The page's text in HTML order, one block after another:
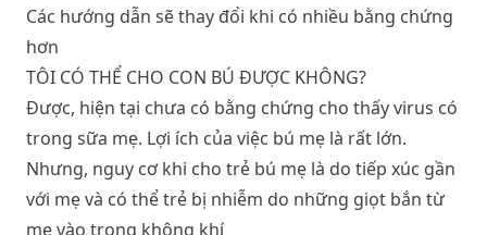
Các hướng dẫn sẽ thay đổi khi có nhiều bằng chứng
hơn
TÔI CÓ THỂ CHO CON BÚ ĐƯỢC KHÔNG?
Được, hiện tại chưa có bằng chứng cho thấy virus có
trong sữa mẹ. Lợi ích của việc bú mẹ là rất lớn.
Nhưng, nguy cơ khi cho trẻ bú mẹ là do tiếp xúc gần
với mẹ và có thể trẻ bị nhiễm do những giọt bắn từ
mẹ vào trong không khí